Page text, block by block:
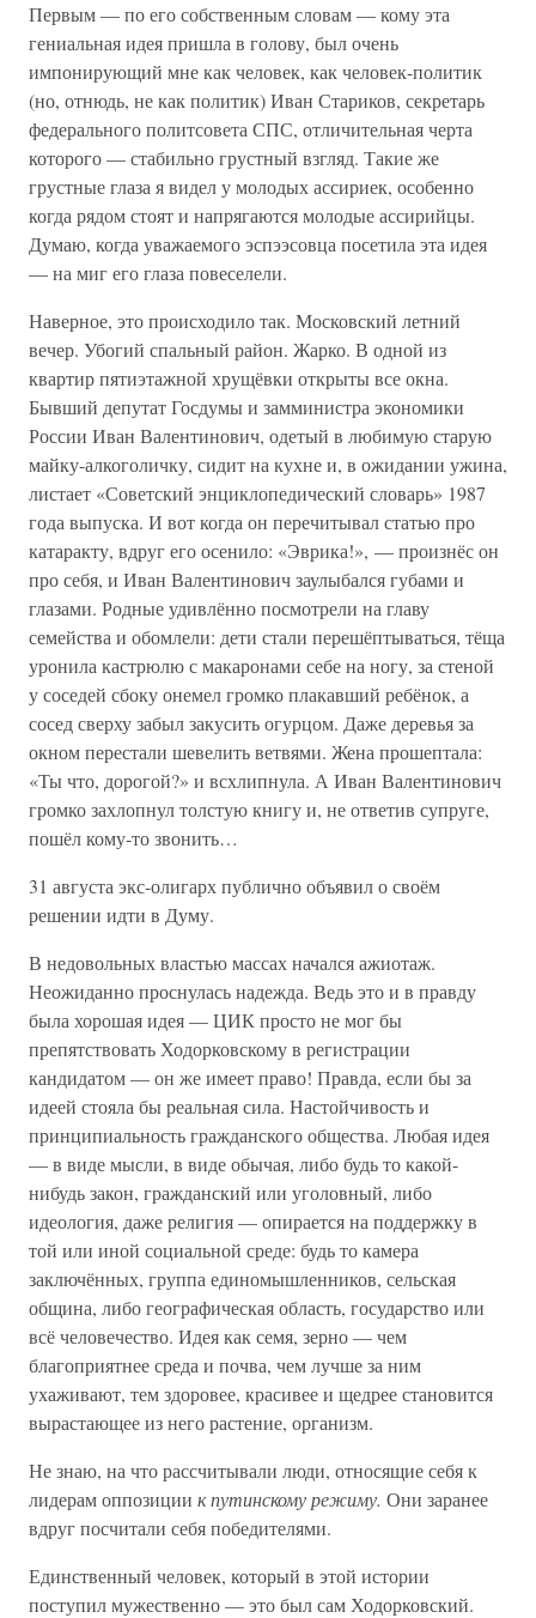
Первым — по его собственным словам — кому эта
гениальная идея пришла в голову, был очень
импонирующий мне как человек, как человек-политик
(но, отнюдь, не как политик) Иван Стариков, секретарь
федерального политсовета СПС, отличительная черта
которого — стабильно грустный взгляд. Такие же
грустные глаза я видел у молодых ассириек, особенно
когда рядом стоят и напрягаются молодые ассирийцы.
Думаю, когда уважаемого эспээсовца посетила эта идея
— на миг его глаза повеселели.
Наверное, это происходило так. Московский летний
вечер. Убогий спальный район. Жарко. В одной из
квартир пятиэтажной хрущёвки открыты все окна.
Бывший депутат Госдумы и замминистра экономики
России Иван Валентинович, одетый в любимую старую
майку-алкоголичку, сидит на кухне и, в ожидании ужина,
листает «Советский энциклопедический словарь» 1987
года выпуска. И вот когда он перечитывал статью про
катаракту, вдруг его осенило: «Эврика!», — произнёс он
про себя, и Иван Валентинович заулыбался губами и
глазами. Родные удивлённо посмотрели на главу
семейства и обомлели: дети стали перешёптываться, тёща
уронила кастрюлю с макаронами себе на ногу, за стеной
у соседей сбоку онемел громко плакавший ребёнок, а
сосед сверху забыл закусить огурцом. Даже деревья за
окном перестали шевелить ветвями. Жена прошептала:
«Ты что, дорогой?» и всхлипнула. А Иван Валентинович
громко захлопнул толстую книгу и, не ответив супруге,
пошёл кому-то звонить…
31 августа экс-олигарх публично объявил о своём
решении идти в Думу.
В недовольных властью массах начался ажиотаж.
Неожиданно проснулась надежда. Ведь это и в правду
была хорошая идея — ЦИК просто не мог бы
препятствовать Ходорковскому в регистрации
кандидатом — он же имеет право! Правда, если бы за
идеей стояла бы реальная сила. Настойчивость и
принципиальность гражданского общества. Любая идея
— в виде мысли, в виде обычая, либо будь то какой-
нибудь закон, гражданский или уголовный, либо
идеология, даже религия — опирается на поддержку в
той или иной социальной среде: будь то камера
заключённых, группа единомышленников, сельская
община, либо географическая область, государство или
всё человечество. Идея как семя, зерно — чем
благоприятнее среда и почва, чем лучше за ним
ухаживают, тем здоровее, красивее и щедрее становится
вырастающее из него растение, организм.
Не знаю, на что рассчитывали люди, относящие себя к
лидерам оппозиции к путинскому режиму. Они заранее
вдруг посчитали себя победителями.
Единственный человек, который в этой истории
поступил мужественно — это был сам Ходорковский.